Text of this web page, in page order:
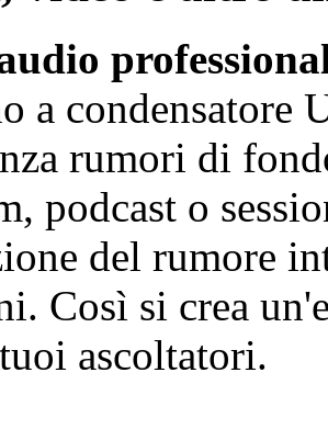
a condensatore
rumori di
podcast o
del rumore
Così si crea
ascoltatori.